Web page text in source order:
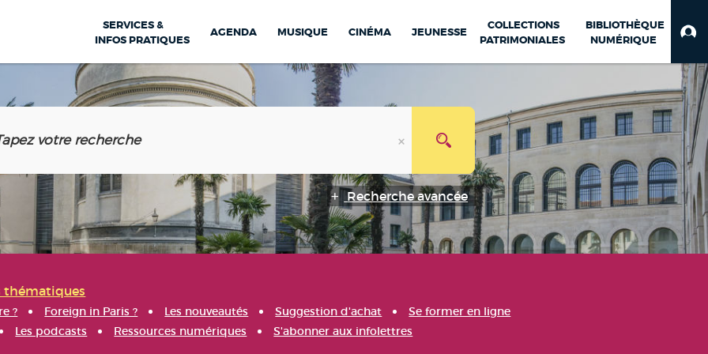
SERVICES &
INFOS PRATIQUES
AGENDA MUSIQUE CINÉMA JEUNESSE
COLLECTIONS
PATRIMONIALES
BIBLIOTHÈQUE
NUMÉRIQUE
Recherche avancée
thématiques
? Foreign in Paris ? Les nouveautés Suggestion d'achat
Se former en ligne
Les podcasts Ressources numériques S'abonner aux infolettres